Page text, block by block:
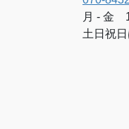
月 - 金
土日祝